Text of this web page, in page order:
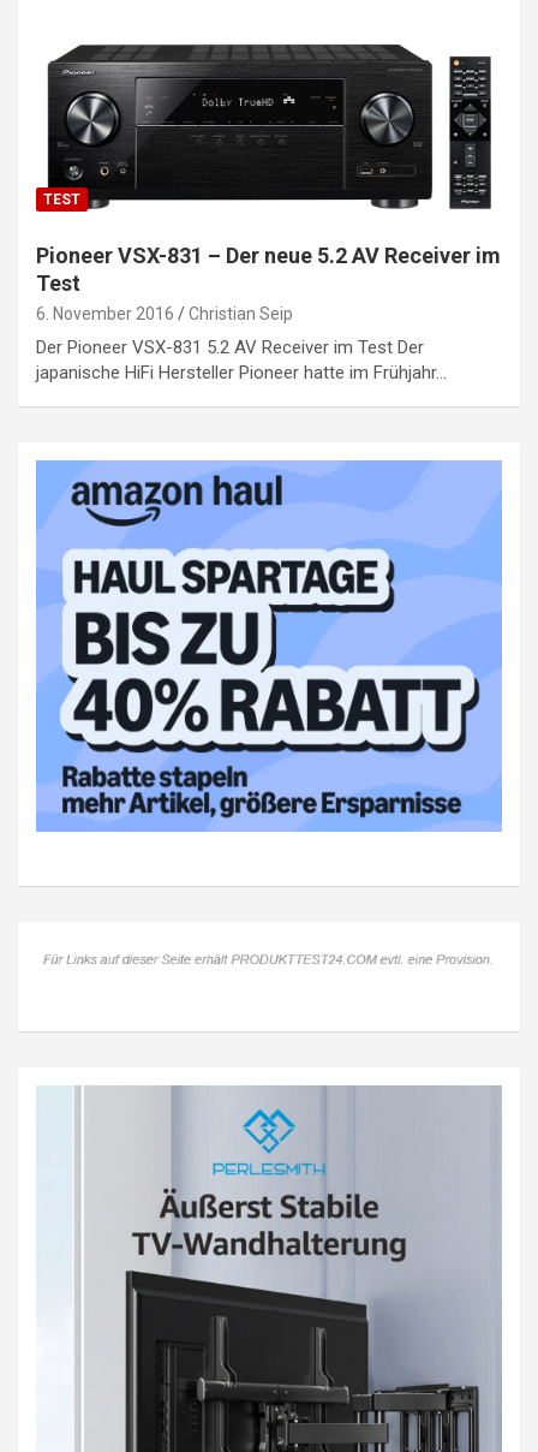
TEST
Pioneer VSX-831 – Der neue 5.2 AV Receiver im
Test
6. November 2016 Christian Seip
Der Pioneer VSX-831 5.2 AV Receiver im Test Der
japanische HiFi Hersteller Pioneer hatte im Frühjahr…